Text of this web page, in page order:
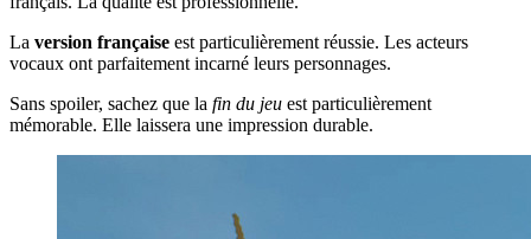
La version française est particulièrement réussie. Les acteurs
vocaux ont parfaitement incarné leurs personnages.
Sans spoiler, sachez que la fin du jeu est particulièrement
mémorable. Elle laissera une impression durable.